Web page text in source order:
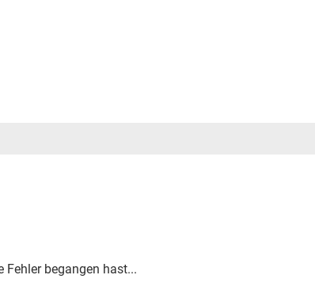
Fehler begangen hast...